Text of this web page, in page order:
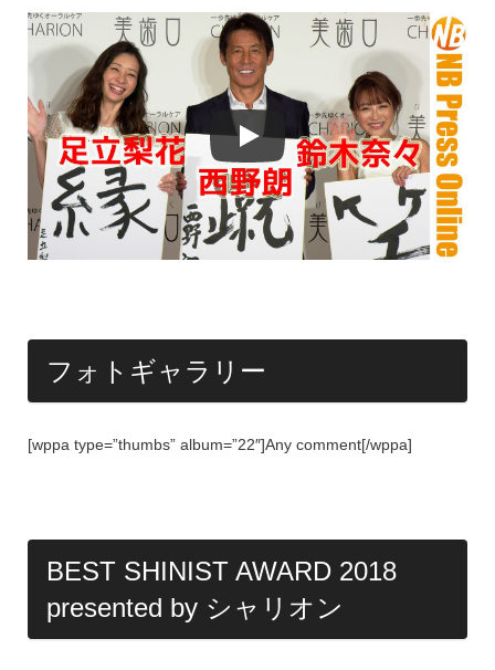
フォトギャラリー
[wppa type=”thumbs” album=”22″]Any comment[/wppa]
BEST SHINIST AWARD 2018
presented by シャリオン